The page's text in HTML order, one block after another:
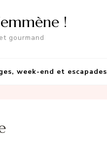
!
gourmand
week-end et escapades